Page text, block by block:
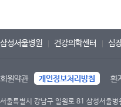
삼성서울병원 건강의학센터 심
회원약관 개인정보처리방침 환
서울특별시 강남구 일원로 81 삼성서